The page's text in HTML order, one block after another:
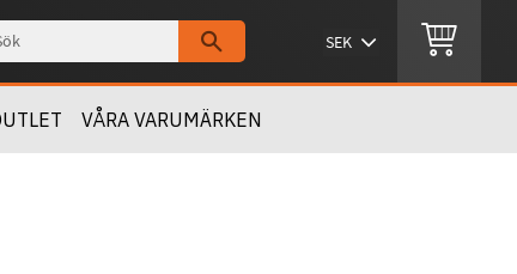
VÅRA VARUMÄRKEN